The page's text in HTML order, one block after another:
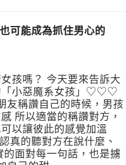
可能成為抓住男心的
孩嗎？ 今天要來告訴大
「小惡魔系女孩」♡♡♡
稱讚自己的時候，男孩
所以適當的稱讚對方，
以讓彼此的感覺加溫
真的聽對方在說什麼、
面對每一句話，也是擄